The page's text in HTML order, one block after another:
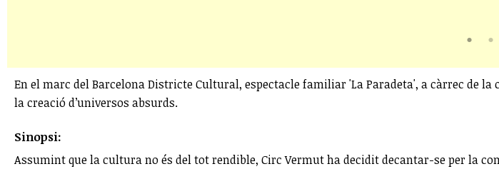
En el marc del Barcelona Districte Cultural, espectacle familiar 'La Paradeta', a càrrec de la
la creació d’universos absurds.
Sinopsi:
Assumint que la cultura no és del tot rendible, Circ Vermut ha decidit decantar-se per la